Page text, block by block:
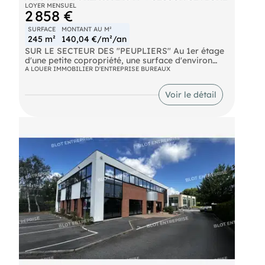
LOYER MENSUEL
2 858 €
SURFACE
245 m²
MONTANT AU M²
140,04 €/m²/an
SUR LE SECTEUR DES "PEUPLIERS" Au 1er étage
d'une petite copropriété, une surface d'environ
245 m² comprenant: . 1 accueil . 1 open-space . 2
parties communes Et 10 places de stationnement
privatives Beaux espaces, plateau lumineux Les
informations sur les risques naturels, miniers, ou
A LOUER IMMOBILIER D'ENTREPRISE BUREAUX
Voir le détail